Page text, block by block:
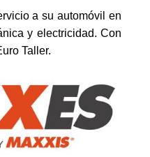
a su automóvil en
y electricidad. Con
Taller.